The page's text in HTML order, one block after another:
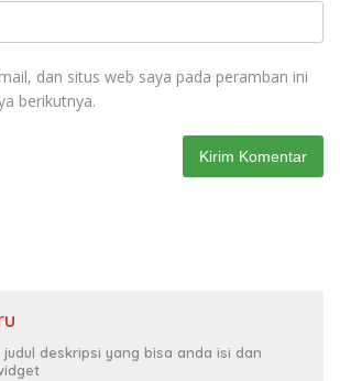
dan situs web saya pada peramban ini
berikutnya.
deskripsi yang bisa anda isi dan